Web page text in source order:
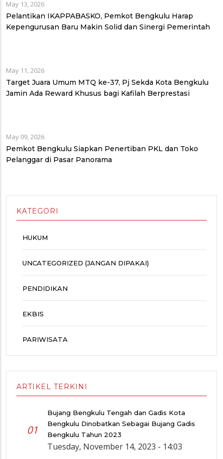
May 13, 2026
Pelantikan IKAPPABASKO, Pemkot Bengkulu Harap
Kepengurusan Baru Makin Solid dan Sinergi Pemerintah
May 11, 2026
Target Juara Umum MTQ ke-37, Pj Sekda Kota Bengkulu
Jamin Ada Reward Khusus bagi Kafilah Berprestasi
May 09, 2026
Pemkot Bengkulu Siapkan Penertiban PKL dan Toko
Pelanggar di Pasar Panorama
KATEGORI
HUKUM
UNCATEGORIZED (JANGAN DIPAKAI)
PENDIDIKAN
EKBIS
PARIWISATA
ARTIKEL TERKINI
01
Bujang Bengkulu Tengah dan Gadis Kota
Bengkulu Dinobatkan Sebagai Bujang Gadis
Bengkulu Tahun 2023
Tuesday, November 14, 2023 - 14:03